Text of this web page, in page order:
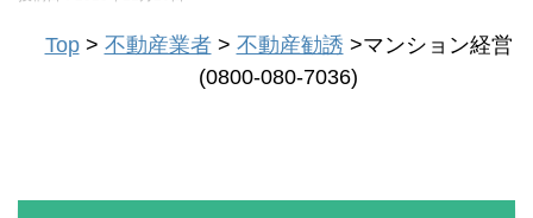
Top> 不動産業者> 不動産勧誘 >マンション経営
(0800-080-7036)